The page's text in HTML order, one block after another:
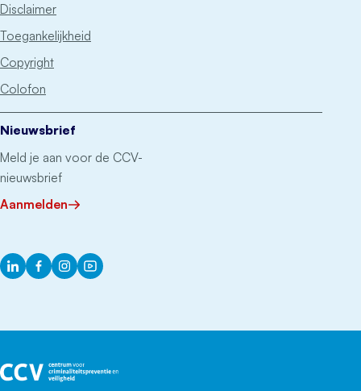
Disclaimer
Toegankelijkheid
Copyright
Colofon
Nieuwsbrief
Meld je aan voor de CCV-
nieuwsbrief
Aanmelden
LinkedInFacebook
InstagramYouTube